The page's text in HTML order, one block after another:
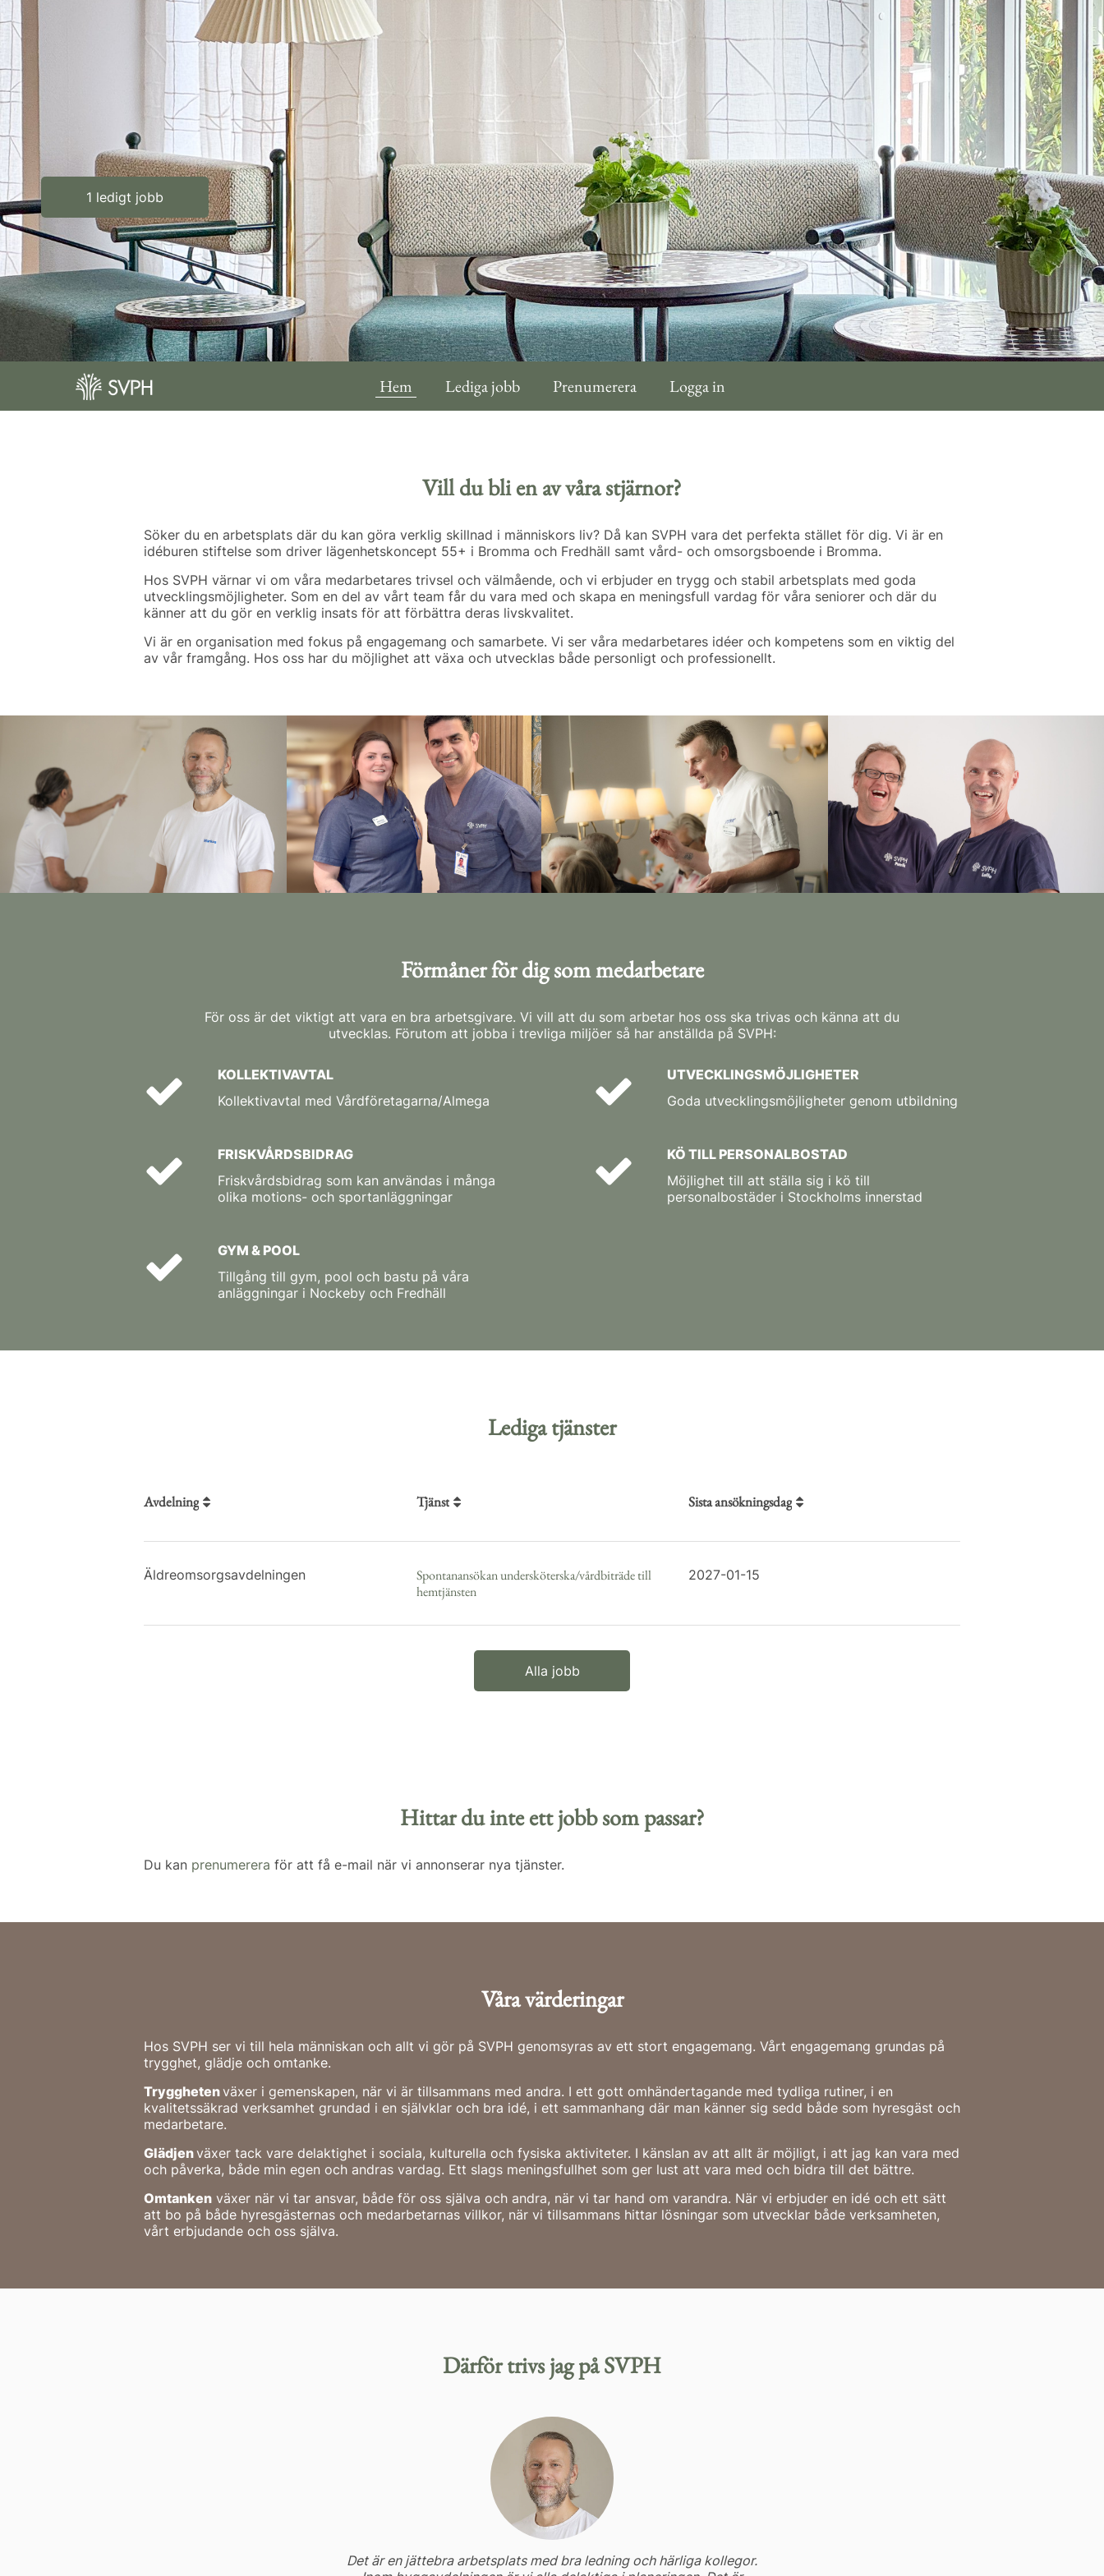
1 ledigt jobb
Hem Lediga jobb Prenumerera Logga in
Vill du bli en av våra stjärnor?
Söker du en arbetsplats där du kan göra verklig skillnad i människors liv? Då kan SVPH vara det perfekta stället för dig. Vi är en
idéburen stiftelse som driver lägenhetskoncept 55+ i Bromma och Fredhäll samt vård- och omsorgsboende i Bromma.
Hos SVPH värnar vi om våra medarbetares trivsel och välmående, och vi erbjuder en trygg och stabil arbetsplats med goda
utvecklingsmöjligheter. Som en del av vårt team får du vara med och skapa en meningsfull vardag för våra seniorer och där du
känner att du gör en verklig insats för att förbättra deras livskvalitet.
Vi är en organisation med fokus på engagemang och samarbete. Vi ser våra medarbetares idéer och kompetens som en viktig del
av vår framgång. Hos oss har du möjlighet att växa och utvecklas både personligt och professionellt.
Förmåner för dig som medarbetare
För oss är det viktigt att vara en bra arbetsgivare. Vi vill att du som arbetar hos oss ska trivas och känna att du
utvecklas. Förutom att jobba i trevliga miljöer så har anställda på SVPH:
KOLLEKTIVAVTAL
Kollektivavtal med Vårdföretagarna/Almega
UTVECKLINGSMÖJLIGHETER
Goda utvecklingsmöjligheter genom utbildning
FRISKVÅRDSBIDRAG
Friskvårdsbidrag som kan användas i många
olika motions- och sportanläggningar
KÖ TILL PERSONALBOSTAD
Möjlighet till att ställa sig i kö till
personalbostäder i Stockholms innerstad
GYM & POOL
Tillgång till gym, pool och bastu på våra
anläggningar i Nockeby och Fredhäll
Lediga tjänster
Avdelning Tjänst Sista ansökningsdag
Äldreomsorgsavdelningen
Spontanansökan undersköterska/vårdbiträde till
hemtjänsten
2027-01-15
Alla jobb
Hittar du inte ett jobb som passar?
Du kan prenumerera för att få e-mail när vi annonserar nya tjänster.
Våra värderingar
Hos SVPH ser vi till hela människan och allt vi gör på SVPH genomsyras av ett stort engagemang. Vårt engagemang grundas på
trygghet, glädje och omtanke.
Trygghetenväxer i gemenskapen, när vi är tillsammans med andra. I ett gott omhändertagande med tydliga rutiner, i en
kvalitetssäkrad verksamhet grundad i en självklar och bra idé, i ett sammanhang där man känner sig sedd både som hyresgäst och
medarbetare.
Glädjenväxer tack vare delaktighet i sociala, kulturella och fysiska aktiviteter. I känslan av att allt är möjligt, i att jag kan vara med
och påverka, både min egen och andras vardag. Ett slags meningsfullhet som ger lust att vara med och bidra till det bättre.
Omtanken växer när vi tar ansvar, både för oss själva och andra, när vi tar hand om varandra. När vi erbjuder en idé och ett sätt
att bo på både hyresgästernas och medarbetarnas villkor, när vi tillsammans hittar lösningar som utvecklar både verksamheten,
vårt erbjudande och oss själva.
Därför trivs jag på SVPH
Det är en jättebra arbetsplats med bra ledning och härliga kollegor.